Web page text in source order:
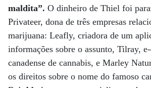
maldita”. O dinheiro de Thiel foi
Privateer, dona de três empresas
marijuana: Leafly, criadora de um
informações sobre o assunto, Tilray,
canadense de cannabis, e Marley
os direitos sobre o nome do famoso